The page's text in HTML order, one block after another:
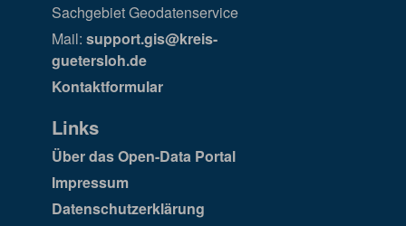
Sachgebiet Geodatenservice
Mail: support.gis@kreis-
guetersloh.de
Kontaktformular
Links
Über das Open-Data Portal
Impressum
Datenschutzerklärung